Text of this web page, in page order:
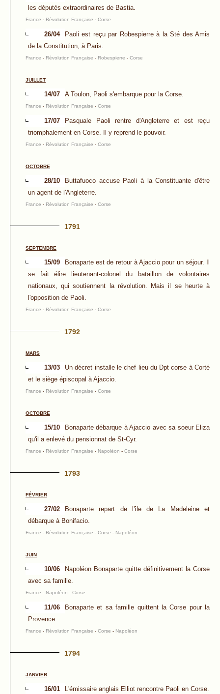
les députés extraordinaires de Bastia.
France - Révolution Française - Corse
26/04
Paoli est reçu par Robespierre à la Sté des Amis
de la Constitution, à Paris.
France - Révolution Française - Robespierre - Corse
JUILLET
14/07 A Toulon, Paoli s'embarque pour la Corse.
France - Révolution Française - Corse
17/07
Pasquale Paoli rentre d'Angleterre et est reçu
triomphalement en Corse. Il y reprend le pouvoir.
France - Révolution Française - Corse
OCTOBRE
28/10
Buttafuoco accuse Paoli à la Constituante d'être
un agent de l'Angleterre.
France - Révolution Française - Corse
1791
SEPTEMBRE
15/09
Bonaparte est de retour à Ajaccio pour un séjour. Il
se fait élire lieutenant-colonel du bataillon de volontaires
nationaux, qui soutiennent la révolution. Mais il se heurte à
l'opposition de Paoli.
France - Révolution Française - Corse
1792
MARS
13/03
Un décret installe le chef lieu du Dpt corse à Corté
et le siège épiscopal à Ajaccio.
France - Révolution Française - Corse
OCTOBRE
15/10
Bonaparte débarque à Ajaccio avec sa soeur Eliza
qu'il a enlevé du pensionnat de St-Cyr.
France - Révolution Française - Napoléon - Corse
1793
FÉVRIER
27/02
Bonaparte repart de l'île de La Madeleine et
débarque à Bonifacio.
France - Révolution Française - Corse - Napoléon
JUIN
10/06
Napoléon Bonaparte quitte définitivement la Corse
avec sa famille.
France - Napoléon - Corse
11/06
Bonaparte et sa famille quittent la Corse pour la
Provence.
France - Révolution Française - Corse - Napoléon
1794
JANVIER
16/01 L'émissaire anglais Elliot rencontre Paoli en Corse.